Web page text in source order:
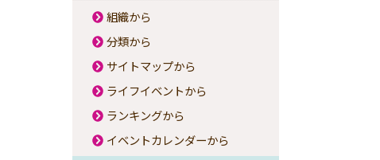
組織から
分類から
サイトマップから
ライフイベントから
ランキングから
イベントカレンダーから